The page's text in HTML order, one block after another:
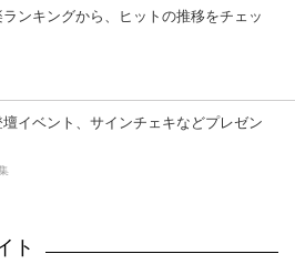
ンキングから、ヒットの推移をチェッ
イベント、サインチェキなどプレゼン
ト